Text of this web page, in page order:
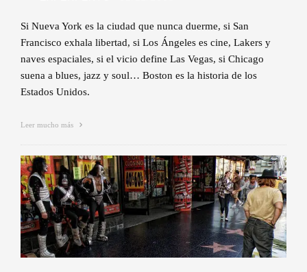
Si Nueva York es la ciudad que nunca duerme, si San
Francisco exhala libertad, si Los Ángeles es cine, Lakers y
naves espaciales, si el vicio define Las Vegas, si Chicago
suena a blues, jazz y soul… Boston es la historia de los
Estados Unidos.
Leer mucho más